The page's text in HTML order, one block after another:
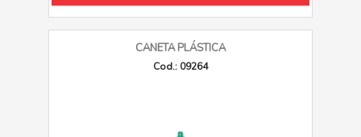
CANETA PLÁSTICA
Cod.: 09264